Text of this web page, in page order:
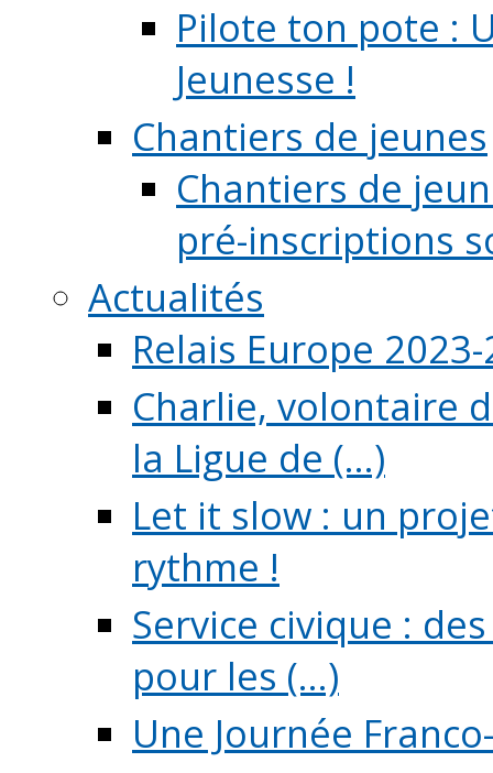
Pilote ton pote :
Jeunesse !
Chantiers de jeunes
Chantiers de
pré-inscriptions
Actualités
Relais Europe
Charlie, volontaire
la Ligue de (...)
Let it slow : un
rythme !
Service civique :
pour les (...)
Une Journée